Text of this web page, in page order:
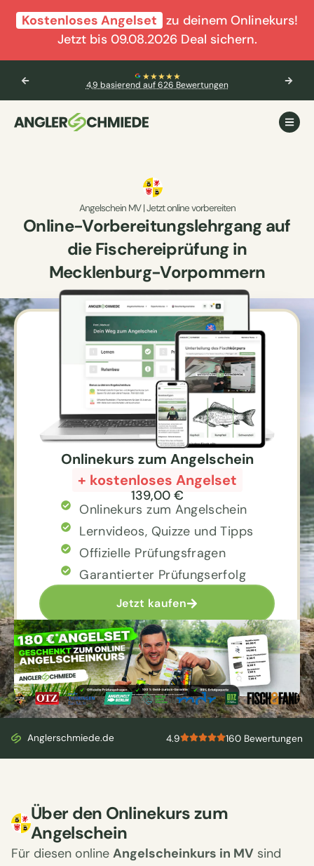
Kostenloses Angelset zu deinem Onlinekurs!
Jetzt bis 09.08.2026 Deal sichern.
★★★★★
4,9 basierend auf 626 Bewertungen
Angelschein MV | Jetzt online vorbereiten
Online-Vorbereitungslehrgang auf
die Fischereiprüfung in
Mecklenburg-Vorpommern
Onlinekurs zum Angelschein
+ kostenloses Angelset
139,00 €
Onlinekurs zum Angelschein
Lernvideos, Quizze und Tipps
Offizielle Prüfungsfragen
Garantierter Prüfungserfolg
Jetzt kaufen
Bekannt aus
Anglerschmiede.de 4.9 160 Bewertungen
Über den Onlinekurs zum
Angelschein
Für diesen online Angelscheinkurs in MV sind